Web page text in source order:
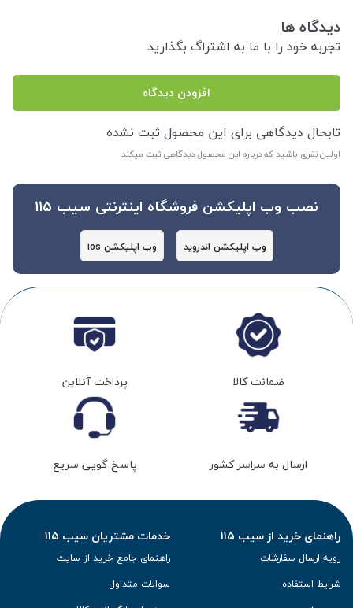
دیدگاه ها
تجربه خود را با ما به اشتراگ بگذارید
افزودن دیدگاه
تابحال دیدگاهی برای این محصول ثبت نشده
اولین نفری باشید که درباره این محصول دیدگاهی ثبت میکند
نصب وب اپلیکشن فروشگاه اینترنتی سیب 115
وب اپلیکشن اندروید وب اپلیکشن ios
ضمانت کالا پرداخت آنلاین
ارسال به سراسر کشور پاسخ گویی سریع
راهنمای خرید از سیب 115
رویه ارسال سفارشات
شرایط استفاده
خدمات مشتریان سیب 115
راهنمای جامع خرید از سایت
سوالات متداول